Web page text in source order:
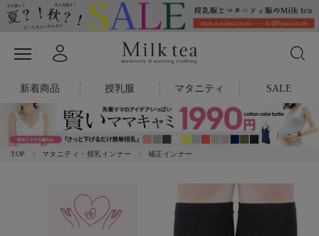
新着商品 授乳服 マタニティ SALE
TOP マタニティ・授乳インナー 補正インナー